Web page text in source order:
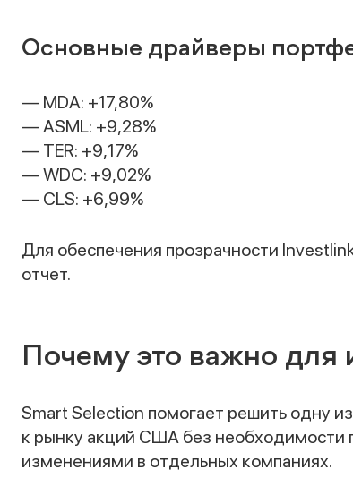
Основные драйверы
— MDA: +17,80%
— ASML: +9,28%
— TER: +9,17%
— WDC: +9,02%
— CLS: +6,99%
Для обеспечения прозрачности
отчет.
Почему это важно для
Smart Selection помогает решить одну
к рынку акций США без необходимости
изменениями в отдельных компаниях.